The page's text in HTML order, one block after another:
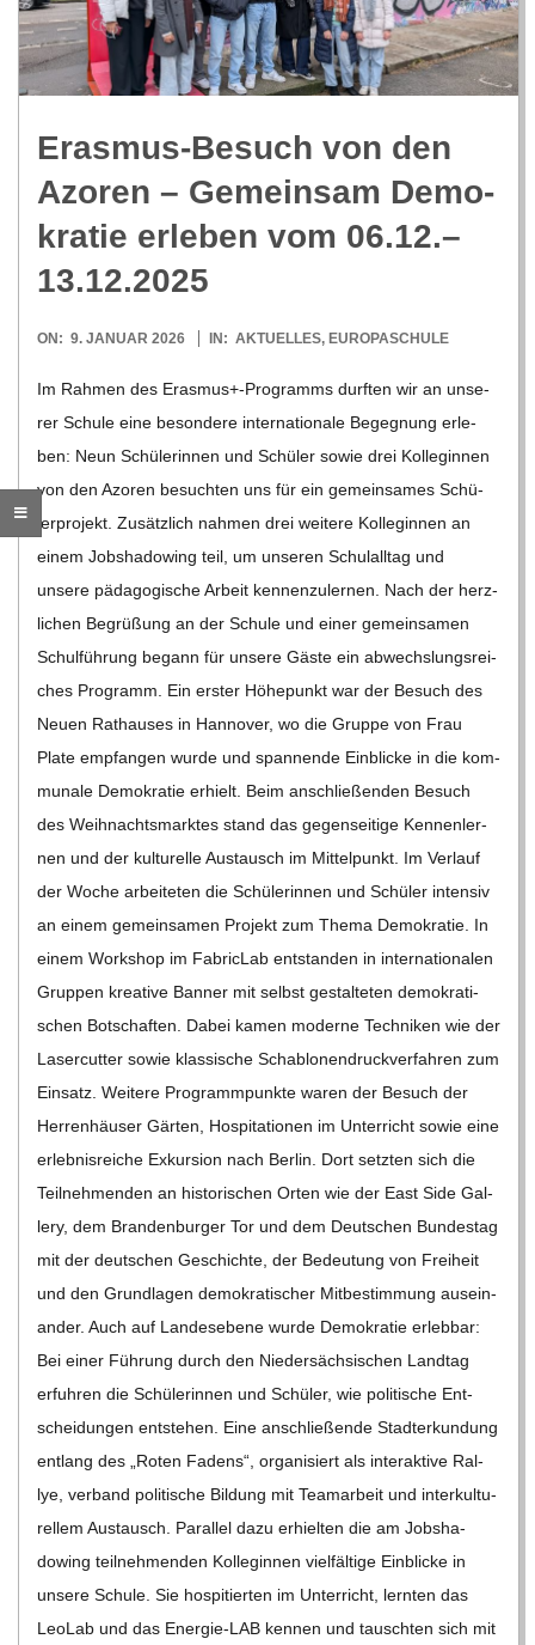
R
E
G
O
L
D
S
C
H
M
D
T
-
S
C
H
U
L
E
Eras­mus-Besuch von den
Azo­ren – Gemein­sam Demo­
kra­tie erle­ben vom 06.12.–
13.12.2025
2026-
ON: 9. JANUAR 2026 IN: AKTUELLES, EUROPASCHULE
Im Rah­men des Erasmus+-Programms durf­ten wir an unse­
rer Schule eine beson­dere inter­na­tio­nale Begeg­nung erle­
ben: Neun Schü­le­rin­nen und Schü­ler sowie drei Kol­le­gin­nen
von den Azo­ren besuch­ten uns für ein gemein­sa­mes Schü­
ler­pro­jekt. Zusätz­lich nah­men drei wei­tere Kol­le­gin­nen an
einem Job­sha­dowing teil, um unse­ren Schul­all­tag und
unsere päd­ago­gi­sche Arbeit ken­nen­zu­ler­nen. Nach der herz­
li­chen Begrü­ßung an der Schule und einer gemein­sa­men
Schul­füh­rung begann für unsere Gäste ein abwechs­lungs­rei­
ches Pro­gramm. Ein ers­ter Höhe­punkt war der Besuch des
Neuen Rat­hau­ses in Han­no­ver, wo die Gruppe von Frau
Plate emp­fan­gen wurde und span­nende Ein­bli­cke in die kom­
mu­nale Demo­kra­tie erhielt. Beim anschlie­ßen­den Besuch
des Weih­nachts­mark­tes stand das gegen­sei­tige Ken­nen­ler­
nen und der kul­tu­relle Aus­tausch im Mit­tel­punkt. Im Ver­lauf
der Woche arbei­te­ten die Schü­le­rin­nen und Schü­ler inten­siv
an einem gemein­sa­men Pro­jekt zum Thema Demo­kra­tie. In
einem Work­shop im Fabric­Lab ent­stan­den in inter­na­tio­na­len
Grup­pen krea­tive Ban­ner mit selbst gestal­te­ten demo­kra­ti­
schen Bot­schaf­ten. Dabei kamen moderne Tech­ni­ken wie der
Laser­cut­ter sowie klas­si­sche Scha­blo­nen­druck­ver­fah­ren zum
Ein­satz. Wei­tere Pro­gramm­punkte waren der Besuch der
Her­ren­häu­ser Gär­ten, Hos­pi­ta­tio­nen im Unter­richt sowie eine
erleb­nis­rei­che Exkur­sion nach Ber­lin. Dort setz­ten sich die
Teil­neh­men­den an his­to­ri­schen Orten wie der East Side Gal­
lery, dem Bran­den­bur­ger Tor und dem Deut­schen Bun­des­tag
mit der deut­schen Geschichte, der Bedeu­tung von Frei­heit
und den Grund­la­gen demo­kra­ti­scher Mit­be­stim­mung aus­ein­
an­der. Auch auf Lan­des­ebene wurde Demo­kra­tie erleb­bar:
Bei einer Füh­rung durch den Nie­der­säch­si­schen Land­tag
erfuh­ren die Schü­le­rin­nen und Schü­ler, wie poli­ti­sche Ent­
schei­dun­gen ent­ste­hen. Eine anschlie­ßende Stadt­er­kun­dung
ent­lang des „Roten Fadens“, orga­ni­siert als inter­ak­tive Ral­
lye, ver­band poli­ti­sche Bil­dung mit Team­ar­beit und inter­kul­tu­
rel­lem Aus­tausch. Par­al­lel dazu erhiel­ten die am Job­sha­
dowing teil­neh­men­den Kol­le­gin­nen viel­fäl­tige Ein­bli­cke in
unsere Schule. Sie hos­pi­tier­ten im Unter­richt, lern­ten das
Leo­Lab und das Ener­­gie-LAB ken­nen und tausch­ten sich mit